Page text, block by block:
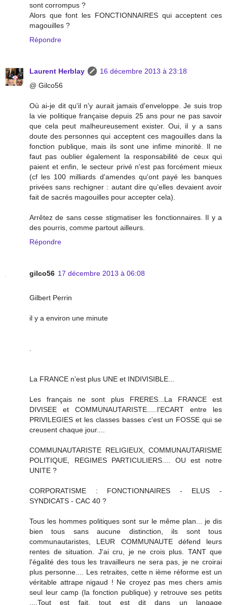
sont corrompus ?
Alors que font les FONCTIONNAIRES qui acceptent ces
magouilles ?
Répondre
Laurent Herblay
16 décembre 2013 à 23:18
@ Gilco56
Où ai-je dit qu'il n'y aurait jamais d'enveloppe. Je suis trop
la vie politique française depuis 25 ans pour ne pas savoir
que cela peut malheureusement exister. Oui, il y a sans
doute des personnes qui acceptent ces magouilles dans la
fonction publique, mais ils sont une infime minorité. Il ne
faut pas oublier également la responsabilité de ceux qui
paient et enfin, le secteur privé n'est pas forcément mieux
(cf les 100 milliards d'amendes qu'ont payé les banques
privées sans rechigner : autant dire qu'elles devaient avoir
fait de sacrés magouilles pour accepter cela).
Arrêtez de sans cesse stigmatiser les fonctionnaires. Il y a
des pourris, comme partout ailleurs.
Répondre
gilco56 17 décembre 2013 à 06:08
Gilbert Perrin
il y a environ une minute
La FRANCE n'est plus UNE et INDIVISIBLE...
Les français ne sont plus FRERES...La FRANCE est
DIVISEE et COMMUNAUTARISTE.....l'ECART entre les
PRIVILEGIES et les classes basses c'est un FOSSE qui se
creusent chaque jour....
COMMUNAUTARISTE RELIGIEUX, COMMUNAUTARISME
POLITIQUE, REGIMES PARTICULIERS.... OU est notre
UNITE ?
CORPORATISME : FONCTIONNAIRES - ELUS -
SYNDICATS - CAC 40 ?
Tous les hommes politiques sont sur le même plan... je dis
bien tous sans aucune distinction, ils sont tous
communautaristes, LEUR COMMUNAUTE défend leurs
rentes de situation. J'ai cru, je ne crois plus. TANT que
l'égalité des tous les travailleurs ne sera pas, je ne croirai
plus personne.... Les retraites, cette n ième réforme est un
véritable attrape nigaud ! Ne croyez pas mes chers amis
seul leur camp (la fonction publique) y retrouve ses petits
....Tout est fait, tout est dit dans un langage